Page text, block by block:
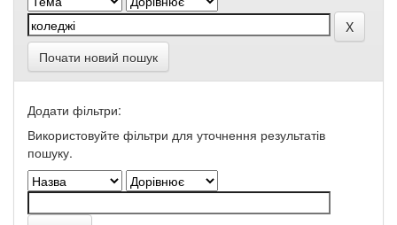
Почати новий пошук
Додати фільтри:
Використовуйте фільтри для уточнення результатів
пошуку.